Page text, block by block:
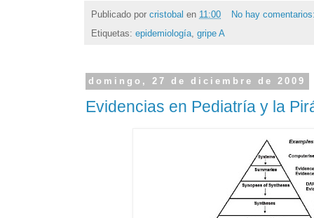
Publicado por cristobal en 11:00
No hay
Etiquetas: epidemiología gripe A
domingo, 27 de diciembre de 2009
Evidencias en Pediatría y la